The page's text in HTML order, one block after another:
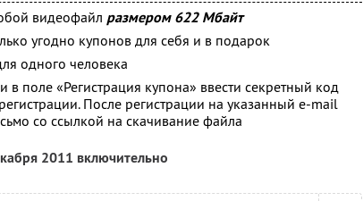
видеофайл размером 622 Мбайт
угодно купонов для себя и в подарок
одного человека
в поле «Регистрация купона» ввести секретный код
После регистрации на указанный e-mail
со ссылкой на скачивание файла
2011 включительно